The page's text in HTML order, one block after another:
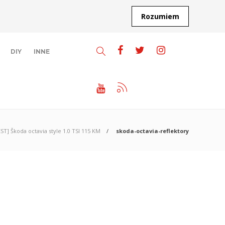
Rozumiem
DIY INNE
Škoda octavia style 1.0 TSI 115 KM skoda-octavia-reflektory